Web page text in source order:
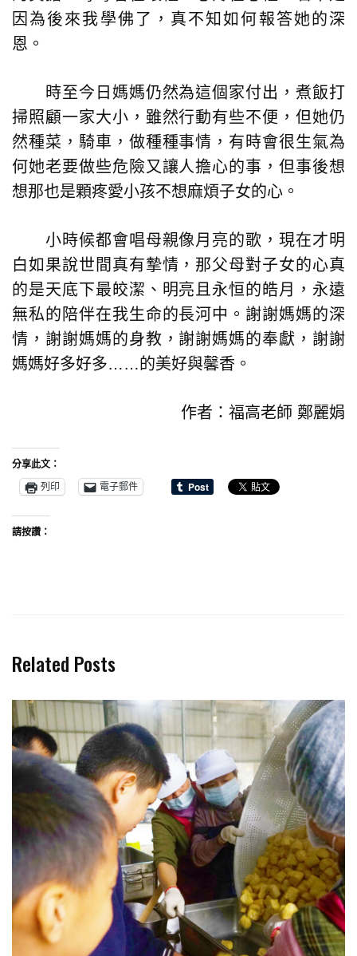
因為後來我學佛了，真不知如何報答她的深
恩。
時至今日媽媽仍然為這個家付出，煮飯打
掃照顧一家大小，雖然行動有些不便，但她仍
然種菜，騎車，做種種事情，有時會很生氣為
何她老要做些危險又讓人擔心的事，但事後想
想那也是顆疼愛小孩不想麻煩子女的心。
小時候都會唱母親像月亮的歌，現在才明
白如果說世間真有摯情，那父母對子女的心真
的是天底下最皎潔、明亮且永恒的皓月，永遠
無私的陪伴在我生命的長河中。謝謝媽媽的深
情，謝謝媽媽的身教，謝謝媽媽的奉獻，謝謝
媽媽好多好多……的美好與馨香。
作者：福高老師 鄭麗娟
分享此文：
列印
電子郵件
請按讚：
Related Posts